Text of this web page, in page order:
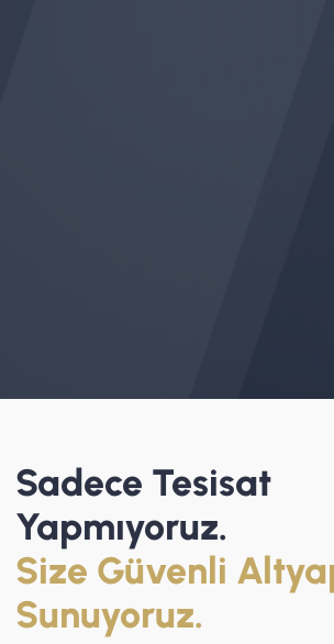
Sadece Tesisat
Yapmıyoruz.
Size Güvenli
Sunuyoruz.